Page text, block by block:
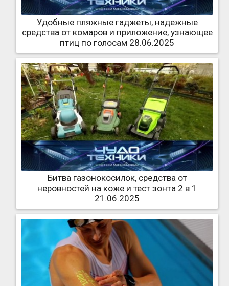
Удобные пляжные гаджеты, надежные
средства от комаров и приложение, узнающее
птиц по голосам 28.06.2025
Битва газонокосилок, средства от
неровностей на коже и тест зонта 2 в 1
21.06.2025